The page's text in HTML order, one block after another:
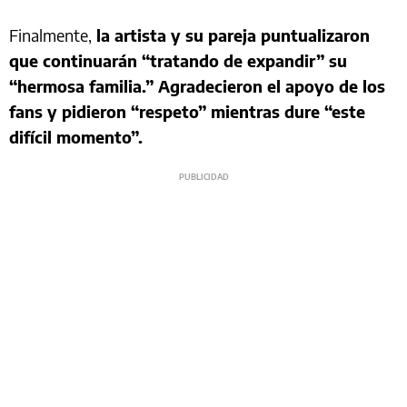
Finalmente, la artista y su pareja puntualizaron
que continuarán “tratando de expandir” su
“hermosa familia.” Agradecieron el apoyo de los
fans y pidieron “respeto” mientras dure “este
difícil momento”.